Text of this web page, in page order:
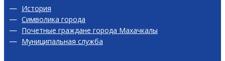
История
Символика города
Почетные граждане города Махачкалы
Муниципальная служба